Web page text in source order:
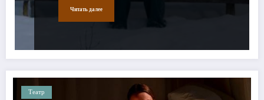
Читать далее
Театр